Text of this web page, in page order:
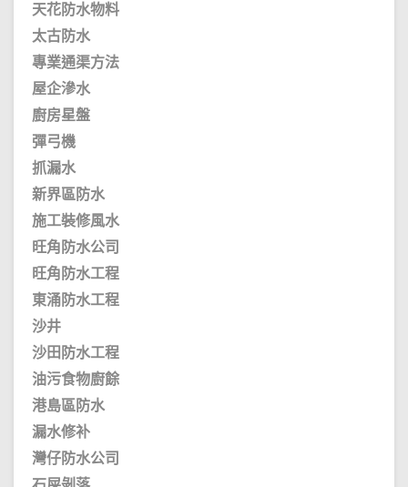
天花防水物料
太古防水
專業通渠方法
屋企滲水
廚房星盤
彈弓機
抓漏水
新界區防水
施工裝修風水
旺角防水公司
旺角防水工程
東涌防水工程
沙井
沙田防水工程
油污食物廚餘
港島區防水
漏水修补
灣仔防水公司